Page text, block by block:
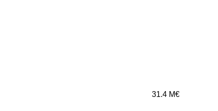
31.4 M€